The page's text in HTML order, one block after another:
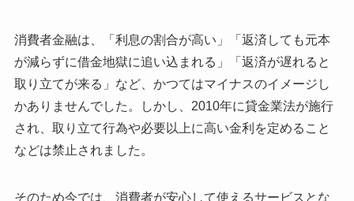
消費者金融は、「利息の割合が高い」「返済しても元本
が減らずに借金地獄に追い込まれる」「返済が遅れると
取り立てが来る」など、かつてはマイナスのイメージし
かありませんでした。しかし、2010年に貸金業法が施行
され、取り立て行為や必要以上に高い金利を定めること
などは禁止されました。
そのため今では、消費者が安心して使えるサービスとな